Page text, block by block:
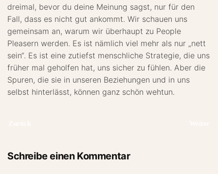
dreimal, bevor du deine Meinung sagst, nur für den
Fall, dass es nicht gut ankommt. Wir schauen uns
gemeinsam an, warum wir überhaupt zu People
Pleasern werden. Es ist nämlich viel mehr als nur „nett
sein“. Es ist eine zutiefst menschliche Strategie, die uns
früher mal geholfen hat, uns sicher zu fühlen. Aber die
Spuren, die sie in unseren Beziehungen und in uns
selbst hinterlässt, können ganz schön wehtun.
Schreibe einen Kommentar